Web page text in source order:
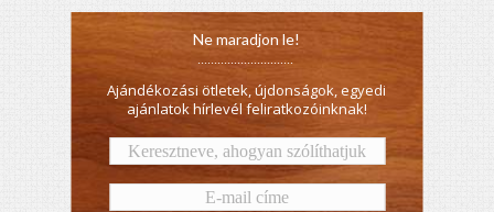
Ajándékozási ötletek, újdonságok, egyedi
ajánlatok hírlevél feliratkozóinknak!
.............................
Ne maradjon le!